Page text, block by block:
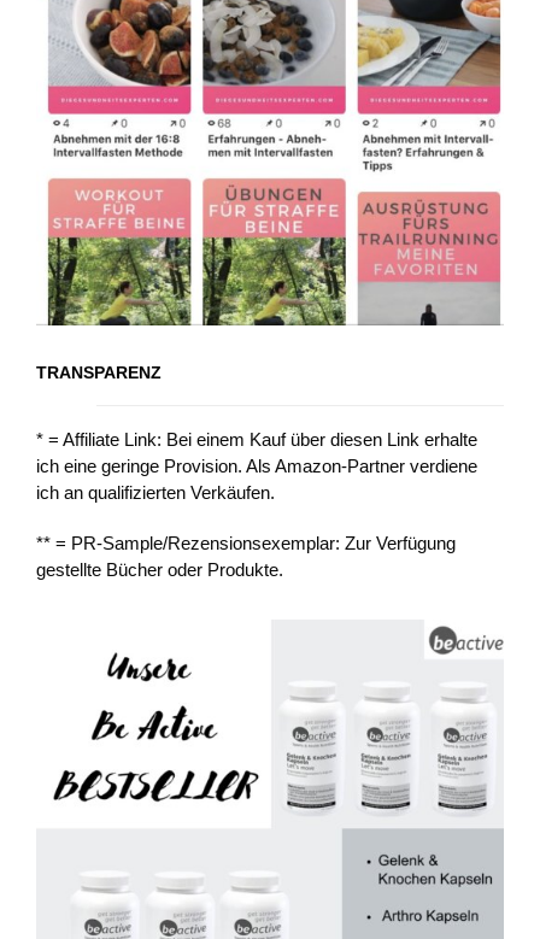
TRANSPARENZ
* = Affiliate Link: Bei einem Kauf über diesen Link erhalte
ich eine geringe Provision. Als Amazon-Partner verdiene
ich an qualifizierten Verkäufen.
** = PR-Sample/Rezensionsexemplar: Zur Verfügung
gestellte Bücher oder Produkte.